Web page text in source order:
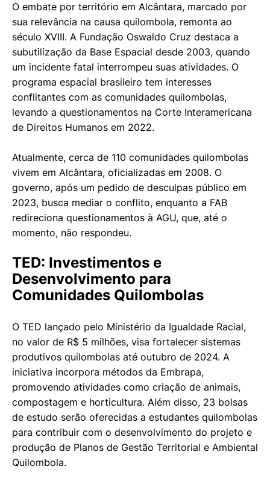
O embate por território em Alcântara, marcado por
sua relevância na causa quilombola, remonta ao
século XVIII. A Fundação Oswaldo Cruz destaca a
subutilização da Base Espacial desde 2003, quando
um incidente fatal interrompeu suas atividades. O
programa espacial brasileiro tem interesses
conflitantes com as comunidades quilombolas,
levando a questionamentos na Corte Interamericana
de Direitos Humanos em 2022.
Atualmente, cerca de 110 comunidades quilombolas
vivem em Alcântara, oficializadas em 2008. O
governo, após um pedido de desculpas público em
2023, busca mediar o conflito, enquanto a FAB
redireciona questionamentos à AGU, que, até o
momento, não respondeu.
TED: Investimentos e
Desenvolvimento para
Comunidades Quilombolas
O TED lançado pelo Ministério da Igualdade Racial,
no valor de R$ 5 milhões, visa fortalecer sistemas
produtivos quilombolas até outubro de 2024. A
iniciativa incorpora métodos da Embrapa,
promovendo atividades como criação de animais,
compostagem e horticultura. Além disso, 23 bolsas
de estudo serão oferecidas a estudantes quilombolas
para contribuir com o desenvolvimento do projeto e
produção de Planos de Gestão Territorial e Ambiental
Quilombola.